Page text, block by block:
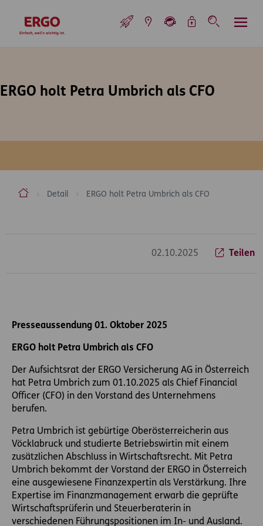
zur Startseite
ERGO holt Petra Umbrich als CFO
ERGO Versicherung Aktiengesellschaft
Detail ERGO holt Petra Umbrich als CFO
02.10.2025 Teilen
Presseaussendung 01. Oktober 2025
ERGO holt Petra Umbrich als CFO
Der Aufsichtsrat der ERGO Versicherung AG in Österreich
hat Petra Umbrich zum 01.10.2025 als Chief Financial
Officer (CFO) in den Vorstand des Unternehmens
berufen.
Petra Umbrich ist gebürtige Oberösterreicherin aus
Vöcklabruck und studierte Betriebswirtin mit einem
zusätzlichen Abschluss in Wirtschaftsrecht. Mit Petra
Umbrich bekommt der Vorstand der ERGO in Österreich
eine ausgewiesene Finanzexpertin als Verstärkung. Ihre
Expertise im Finanzmanagement erwarb die geprüfte
Wirtschaftsprüferin und Steuerberaterin in
verschiedenen Führungspositionen im In- und Ausland.